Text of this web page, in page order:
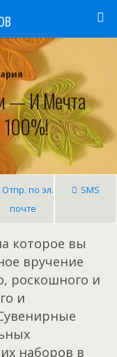
— И Мечта
Отпр. по эл.
почте
SMS
которое вы
вручение
роскошного и
и
наборов в